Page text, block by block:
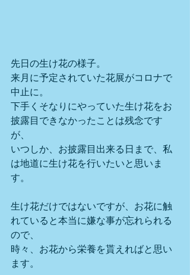
先日の生け花の様子。
来月に予定されていた花展がコロナで
中止に。
下手くそなりにやっていた生け花をお
披露目できなかったことは残念です
が、
いつしか、お披露目出来る日まで、私
は地道に生け花を行いたいと思いま
す。
生け花だけではないですが、お花に触
れていると本当に嫌な事が忘れられる
ので、
時々、お花から栄養を貰えればと思い
ます。